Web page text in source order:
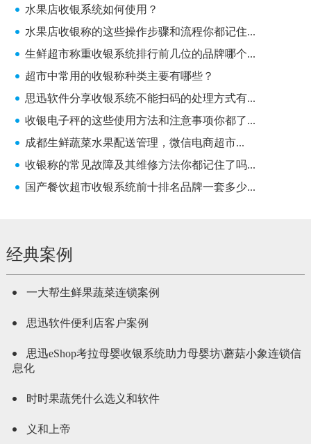
水果店收银系统如何使用？
水果店收银称的这些操作步骤和流程你都记住...
生鲜超市称重收银系统排行前几位的品牌哪个...
超市中常用的收银称种类主要有哪些？
思迅软件分享收银系统不能扫码的处理方式有...
收银电子秤的这些使用方法和注意事项你都了...
成都生鲜蔬菜水果配送管理，微信电商超市...
收银称的常见故障及其维修方法你都记住了吗...
国产餐饮超市收银系统前十排名品牌一套多少...
经典案例
一大帮生鲜果蔬菜连锁案例
思迅软件便利店客户案例
思迅eShop考拉母婴收银系统助力母婴坊\蘑菇小象连锁信
息化
时时果蔬凭什么选义和软件
义和上帝